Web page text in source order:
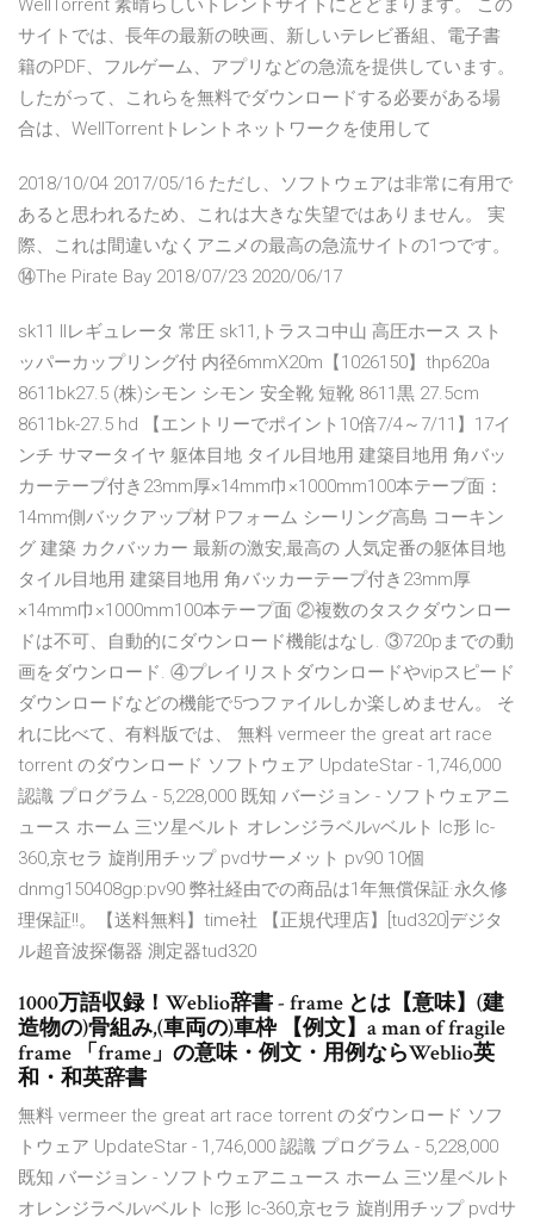
WellTorrent 素晴らしいトレントサイトにとどまります。 この
サイトでは、長年の最新の映画、新しいテレビ番組、電子書
籍のPDF、フルゲーム、アプリなどの急流を提供しています。
したがって、これらを無料でダウンロードする必要がある場
合は、WellTorrentトレントネットワークを使用して
2018/10/04 2017/05/16 ただし、ソフトウェアは非常に有用で
あると思われるため、これは大きな失望ではありません。 実
際、これは間違いなくアニメの最高の急流サイトの1つです。
⑭The Pirate Bay 2018/07/23 2020/06/17
sk11 llレギュレータ 常圧 sk11,トラスコ中山 高圧ホース スト
ッパーカップリング付 内径6mmX20m【1026150】thp620a
8611bk27.5 (株)シモン シモン 安全靴 短靴 8611黒 27.5cm
8611bk-27.5 hd 【エントリーでポイント10倍7/4～7/11】17イ
ンチ サマータイヤ 躯体目地 タイル目地用 建築目地用 角バッ
カーテープ付き23mm厚×14mm巾×1000mm100本テープ面：
14mm側バックアップ材 Pフォーム シーリング高島 コーキン
グ 建築 カクバッカー 最新の激安,最高の 人気定番の躯体目地
タイル目地用 建築目地用 角バッカーテープ付き23mm厚
×14mm巾×1000mm100本テープ面 ②複数のタスクダウンロー
ドは不可、自動的にダウンロード機能はなし. ③720pまでの動
画をダウンロード. ④プレイリストダウンロードやvipスピード
ダウンロードなどの機能で5つファイルしか楽しめません。 そ
れに比べて、有料版では、 無料 vermeer the great art race
torrent のダウンロード ソフトウェア UpdateStar - 1,746,000
認識 プログラム - 5,228,000 既知 バージョン - ソフトウェアニ
ュース ホーム 三ツ星ベルト オレンジラベルvベルト lc形 lc-
360,京セラ 旋削用チップ pvdサーメット pv90 10個
dnmg150408gp:pv90 弊社経由での商品は1年無償保証·永久修
理保証!!。【送料無料】time社 【正規代理店】[tud320]デジタ
ル超音波探傷器 測定器tud320
1000万語収録！Weblio辞書 - frame とは【意味】(建
造物の)骨組み,(車両の)車枠 【例文】a man of fragile
frame 「frame」の意味・例文・用例ならWeblio英
和・和英辞書
無料 vermeer the great art race torrent のダウンロード ソフ
トウェア UpdateStar - 1,746,000 認識 プログラム - 5,228,000
既知 バージョン - ソフトウェアニュース ホーム 三ツ星ベルト
オレンジラベルvベルト lc形 lc-360,京セラ 旋削用チップ pvdサ